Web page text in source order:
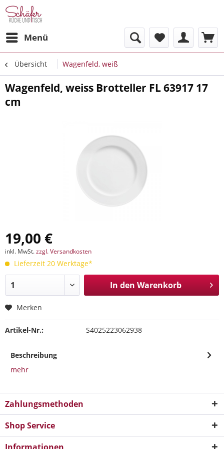
Menü
Übersicht Wagenfeld, weiß
Wagenfeld, weiss Brotteller FL 63917 17
cm
19,00 €
inkl. MwSt.zzgl. Versandkosten
Lieferzeit 20 Werktage*
In den Warenkorb
Merken
Artikel-Nr.: S4025223062938
Beschreibung
mehr
Zahlungsmethoden
Shop Service